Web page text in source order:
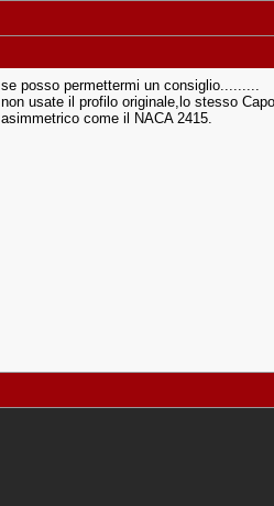
se posso permettermi un consiglio.........
non usate il profilo originale,lo stesso
asimmetrico come il NACA 2415.